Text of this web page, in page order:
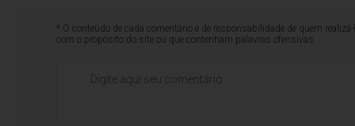
* O conteúdo de cada comentário é de responsabilidade de quem
com o propósito do site ou que contenham palavras ofensivas.